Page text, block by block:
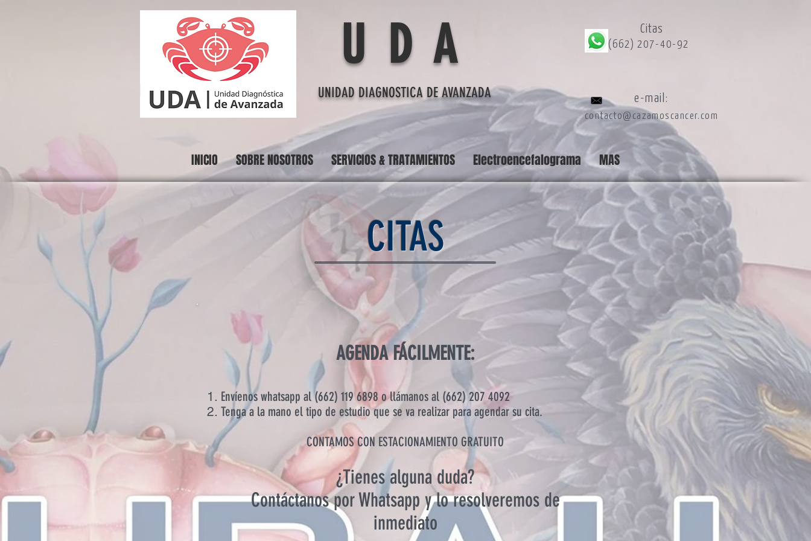
U D A
UNIDAD DIAGNOSTICA DE AVANZADA
Citas
(662) 207-40-92
e-mail:
contacto@cazamoscancer.com
INICIO SOBRE NOSOTROS SERVICIOS & TRATAMIENTOS Electroencefalograma MAS
CITAS
AGENDA FÁCILMENTE:
Envíenos whatsapp al (662) 119 6898 o llámanos al (662) 207 4092
Tenga a la mano el tipo de estudio que se va realizar para agendar su cita.
CONTAMOS CON ESTACIONAMIENTO GRATUITO
¿Tienes alguna duda?
Contáctanos por Whatsapp y lo resolveremos de
inmediato